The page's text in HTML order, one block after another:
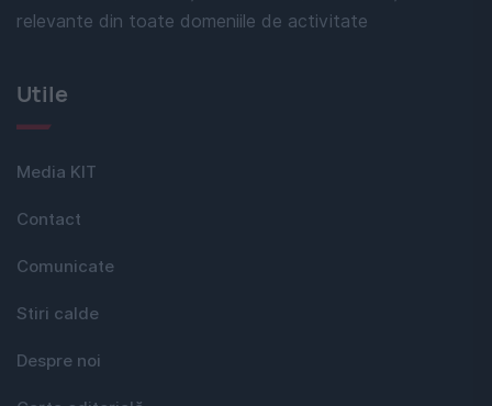
relevante din toate domeniile de activitate
Utile
Media KIT
Contact
Comunicate
Stiri calde
Despre noi